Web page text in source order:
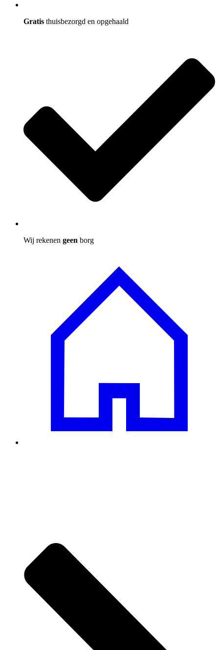
Gratis thuisbezorgd en opgehaald
Wij rekenen geen borg